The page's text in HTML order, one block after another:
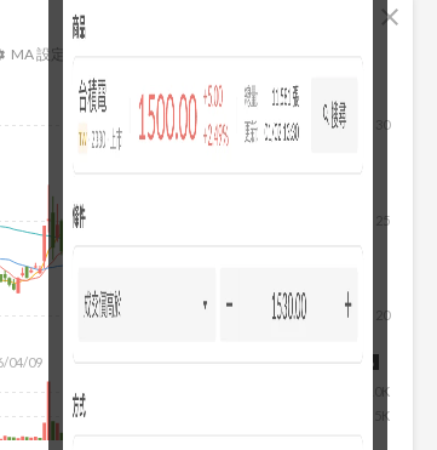
close
04/09
20
25
30
2026/08/06
5K
10K
MA 設定